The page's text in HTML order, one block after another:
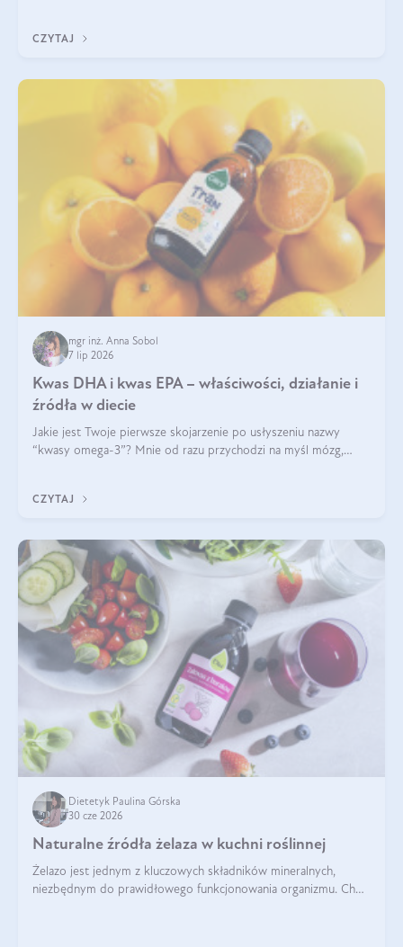
CZYTAJ
mgr inż. Anna Sobol
7 lip 2026
Kwas DHA i kwas EPA – właściwości, działanie i
źródła w diecie
Jakie jest Twoje pierwsze skojarzenie po usłyszeniu nazwy
“kwasy omega-3”? Mnie od razu przychodzi na myśl mózg,
EPA.
CZYTAJ
Dietetyk Paulina Górska
30 cze 2026
Naturalne źródła żelaza w kuchni roślinnej
Żelazo jest jednym z kluczowych składników mineralnych,
niezbędnym do prawidłowego funkcjonowania organizmu. Choć